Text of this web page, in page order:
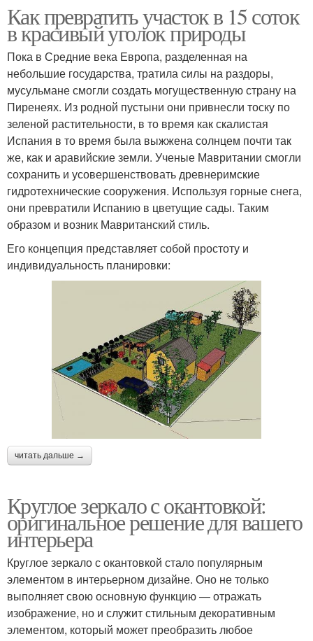
Как превратить участок в 15 соток
в красивый уголок природы
Пока в Средние века Европа, разделенная на
небольшие государства, тратила силы на раздоры,
мусульмане смогли создать могущественную страну на
Пиренеях. Из родной пустыни они привнесли тоску по
зеленой растительности, в то время как скалистая
Испания в то время была выжжена солнцем почти так
же, как и аравийские земли. Ученые Мавритании смогли
сохранить и усовершенствовать древнеримские
гидротехнические сооружения. Используя горные снега,
они превратили Испанию в цветущие сады. Таким
образом и возник Мавританский стиль.
Его концепция представляет собой простоту и
индивидуальность планировки:
читать дальше →
Круглое зеркало с окантовкой:
оригинальное решение для вашего
интерьера
Круглое зеркало с окантовкой стало популярным
элементом в интерьерном дизайне. Оно не только
выполняет свою основную функцию — отражать
изображение, но и служит стильным декоративным
элементом, который может преобразить любое